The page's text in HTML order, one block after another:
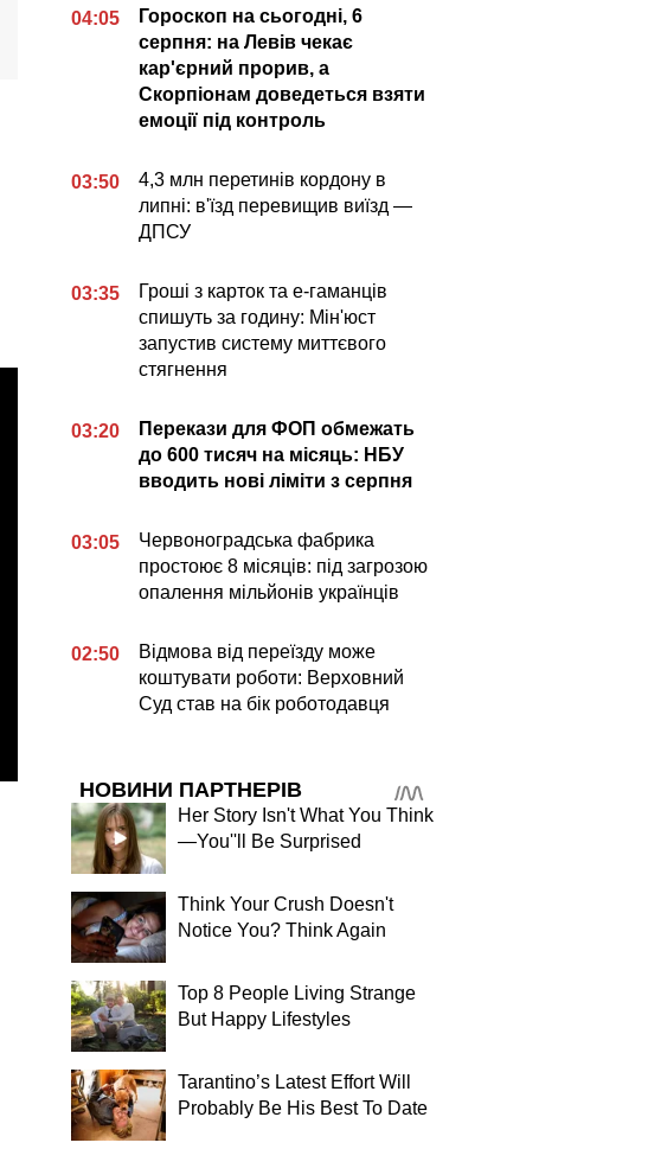
04:05
Гороскоп на сьогодні, 6
серпня: на Левів чекає
кар'єрний прорив, а
Скорпіонам доведеться взяти
емоції під контроль
03:50
4,3 млн перетинів кордону в
липні: в'їзд перевищив виїзд —
ДПСУ
03:35
Гроші з карток та е-гаманців
спишуть за годину: Мін'юст
запустив систему миттєвого
стягнення
03:20
Перекази для ФОП обмежать
до 600 тисяч на місяць: НБУ
вводить нові ліміти з серпня
03:05
Червоноградська фабрика
простоює 8 місяців: під загрозою
опалення мільйонів українців
02:50
Відмова від переїзду може
коштувати роботи: Верховний
Суд став на бік роботодавця
НОВИНИ ПАРТНЕРІВ
Her Story Isn't What You Think
—You''ll Be Surprised
Think Your Crush Doesn't
Notice You? Think Again
Top 8 People Living Strange
But Happy Lifestyles
Tarantino’s Latest Effort Will
Probably Be His Best To Date